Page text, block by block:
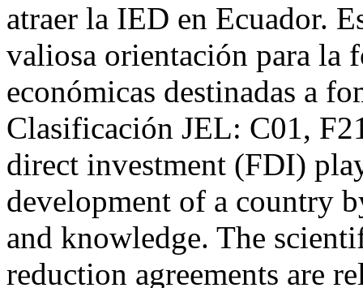
atraer la IED en Ecuador.
valiosa orientación para la
económicas destinadas a
Clasificación JEL: C01,
direct investment (FDI)
development of a country
and knowledge. The
reduction agreements are